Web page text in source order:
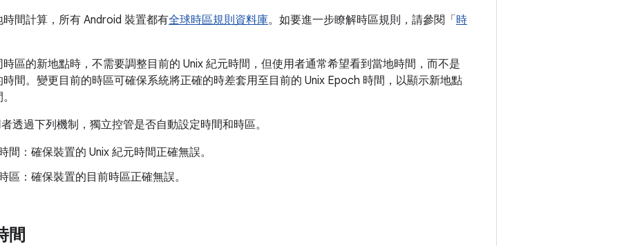
間計算，所有 Android 裝置都有全球時區規則資料庫。如要進一步瞭解時區規則，請參閱「 時
區的新地點時，不需要調整目前的 Unix 紀元時間，但使用者通常希望看到當地時間，而不是
間。變更目前的時區可確保系統將正確的時差套用至目前的 Unix Epoch 時間，以顯示新地點
透過下列機制，獨立控管是否自動設定時間和時區。
間：確保裝置的 Unix 紀元時間正確無誤。
區：確保裝置的目前時區正確無誤。
間